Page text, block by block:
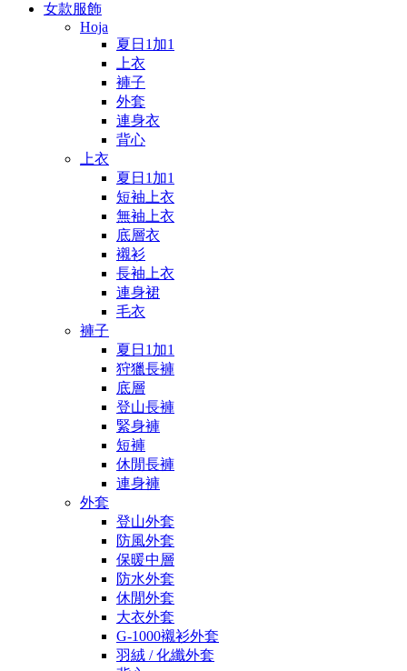
女款服飾
Hoja
夏日1加1
上衣
褲子
外套
連身衣
背心
上衣
夏日1加1
短袖上衣
無袖上衣
底層衣
襯衫
長袖上衣
連身裙
毛衣
褲子
夏日1加1
狩獵長褲
底層
登山長褲
緊身褲
短褲
休閒長褲
連身褲
外套
登山外套
防風外套
保暖中層
防水外套
休閒外套
大衣外套
G-1000襯衫外套
羽絨 / 化纖外套